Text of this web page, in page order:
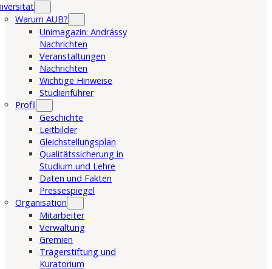
Warum AUB?
Unimagazin: Andrássy
Nachrichten
Veranstaltungen
Nachrichten
Wichtige Hinweise
Studienführer
Profil
Geschichte
Leitbilder
Gleichstellungsplan
Qualitätssicherung in
Studium und Lehre
Daten und Fakten
Pressespiegel
Organisation
Mitarbeiter
Verwaltung
Gremien
Trägerstiftung und
Kuratorium